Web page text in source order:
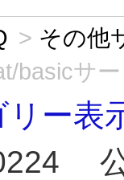
> その他
basicサ
リー表